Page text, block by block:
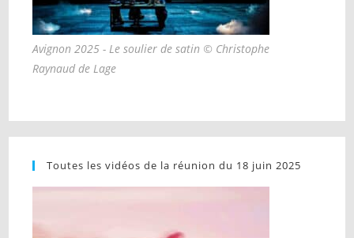
Avignon 2025 - Le soulier de satin © Christophe
Raynaud de Lage
Toutes les vidéos de la réunion du 18 juin 2025